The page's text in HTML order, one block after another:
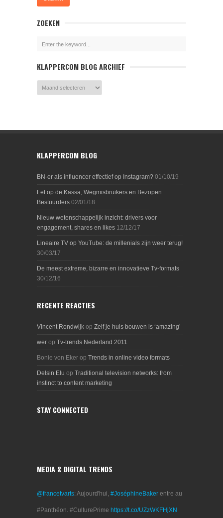
ZOEKEN
KLAPPERCOM BLOG ARCHIEF
KLAPPERCOM BLOG
BN-er als influencer effectief op Instagram? 01/10/19
Let op de Kassa, Wegmisbruikers en Bezopen
Bestuurders 02/01/18
Nieuw wetenschappelijk inzicht: drivers voor
engagement, shares en likes 12/12/17
Lineaire TV op YouTube: de millenials zijn weer terug!
30/03/17
De meest extreme, bizarre en innovatieve Tv-formats
30/12/16
RECENTE REACTIES
Vincent Rondwijk op Zelf je huis bouwen is ‘amazing’
wer op Tv-trends Nederland 2011
Bonie von Eker op Trends in online video formats
Delsin Elu op Traditional television networks: from
instinct to content marketing
STAY CONNECTED
MEDIA & DIGITAL TRENDS
@francetvarts: Aujourd'hui, #JoséphineBaker entre au
#Panthéon. #CulturePrime https://t.co/UZzWKFHjXN